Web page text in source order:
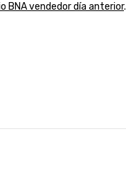
BNA vendedor día anterior.